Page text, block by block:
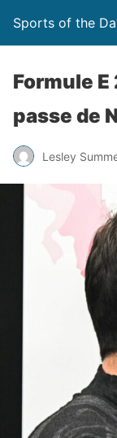
Sports of the
Formule
passe de
Lesley